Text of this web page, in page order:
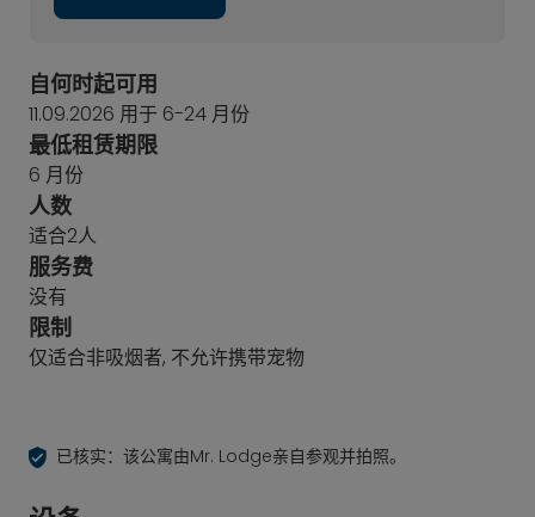
自何时起可用
11.09.2026 用于 6-24 月份
最低租赁期限
6 月份
人数
适合2人
服务费
没有
限制
仅适合非吸烟者, 不允许携带宠物
已核实：该公寓由Mr. Lodge亲自参观并拍照。